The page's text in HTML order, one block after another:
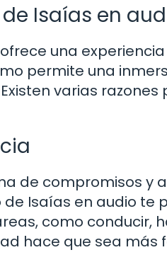
Isaías en
una
permite una
varias
de compromisos y
Isaías en audio te
como conducir,
hace que sea